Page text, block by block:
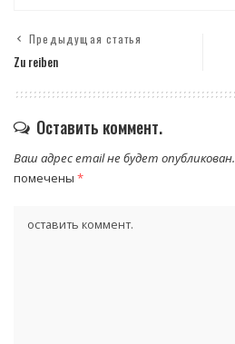
Предыдущая статья
Zu reiben
Оставить коммент.
Ваш адрес email не будет опубликован.
помечены *